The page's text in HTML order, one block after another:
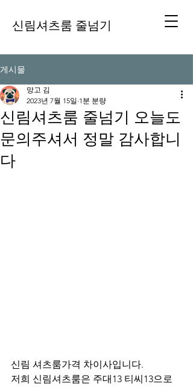
신림셔츠룸 줄넘기
게시물
신림셔츠룸 줄넘기 오늘도
문의주셔서 정말 감사합니
다
망고 김
2023년 7월 15일 1분 분량
신림 셔츠룸가격 차이사입니다.
저희 신림셔츠룸은 주대13 티씨13으로